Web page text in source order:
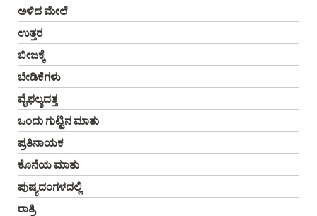
ಅಳಿದ ಮೇಲೆ
ಉತ್ತರ
ಬೀಜಕ್ಕೆ
ಬೇಡಿಕೆಗಳು
ವೈಫಲ್ಯದತ್ತ
ಒಂದು ಗುಟ್ಟಿನ ಮಾತು
ಪ್ರತಿನಾಯಕ
ಕೊನೆಯ ಮಾತು
ಪುಷ್ಯದಂಗಳದಲ್ಲಿ
ರಾತ್ರಿ